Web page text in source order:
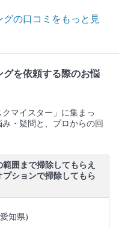
の口コミをもっと見
を依頼する際のお悩
マイスター」に集まっ
・疑問と、プロからの回
囲まで掃除してもらえ
ションで掃除してもら
知県)